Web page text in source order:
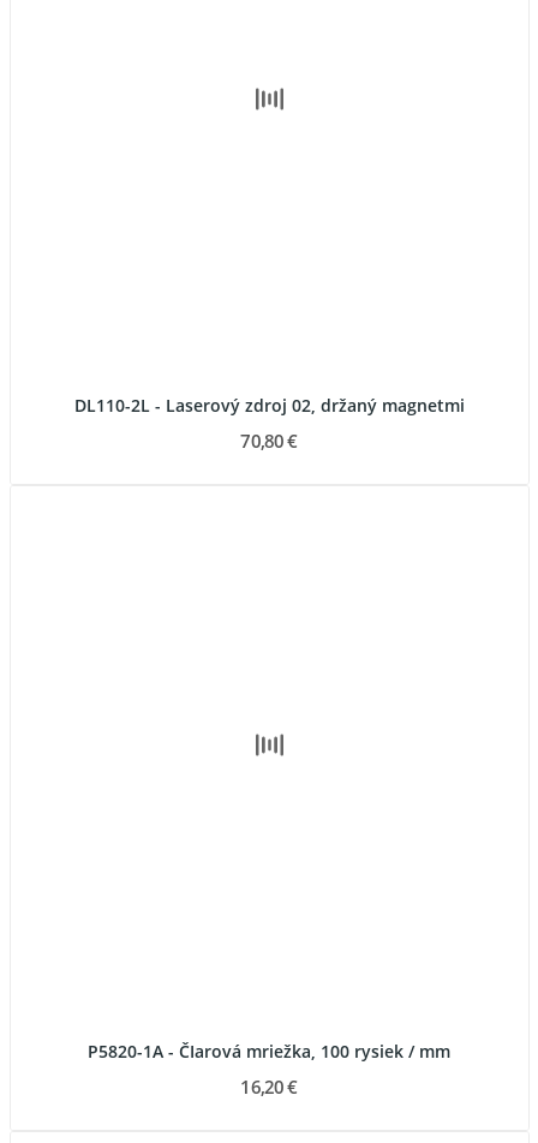
DL110-2L - Laserový zdroj 02, držaný magnetmi
70,80 €
P5820-1A - ČIarová mriežka, 100 rysiek / mm
16,20 €